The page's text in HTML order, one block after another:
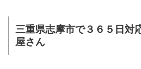
三重県志摩市で３６５日対
屋さん